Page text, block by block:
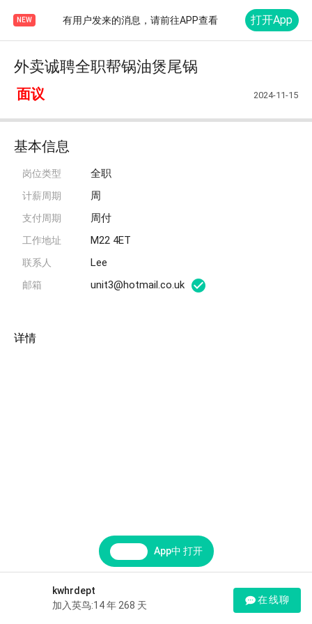
NEW 有用户发来的消息，请前往APP查看 打开App
外卖诚聘全职帮锅油煲尾锅
面议 2024-11-15
基本信息
岗位类型 全职
计薪周期 周
支付周期 周付
工作地址 M22 4ET
联系人 Lee
邮箱 unit3@hotmail.co.uk
详情
App中 打开
kwhrdept
加入英鸟:14 年 268 天
在线聊